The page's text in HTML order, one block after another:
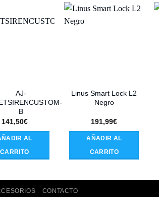
AJ-
B
141,50€
AL
CARRITO
Linus Smart Lock L2
Negro
191,99€
AÑADIR AL
CARRITO
CONTACTO